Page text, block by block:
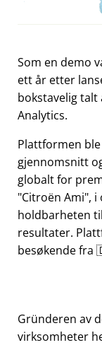
Som en demo
ett år etter
bokstavelig talt
Analytics.
Plattformen
gjennomsnitt
globalt for
Citroën Ami , i
holdbarheten
resultater.
besøkende
Gründeren av
virksomheter